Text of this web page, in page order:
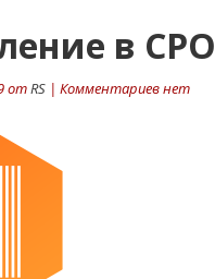
в СРО
отRS | Комментариев нет